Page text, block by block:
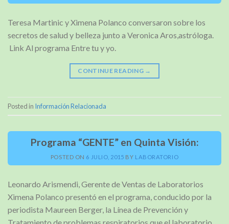
Teresa Martinic y Ximena Polanco conversaron sobre los
secretos de salud y belleza junto a Veronica Aros,astróloga.
Link Al programa Entre tu y yo.
CONTINUE READING →
Posted in Información Relacionada
Programa “GENTE” en Quinta Visión:
POSTED ON 6 JULIO, 2015 BY LABORATORIO
Leonardo Arismendi, Gerente de Ventas de Laboratorios
Ximena Polanco presentó en el programa, conducido por la
periodista Maureen Berger, la Línea de Prevención y